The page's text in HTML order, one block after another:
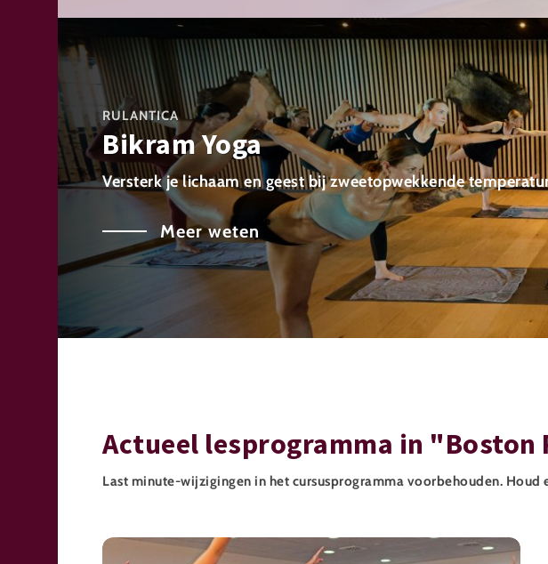
RULANTICA
Bikram Yoga
Versterk je lichaam en geest bij zweetopwekkende
Meer weten
Actueel lesprogramma in "Boston
Last minute-wijzigingen in het cursusprogramma voorbehouden. Houd